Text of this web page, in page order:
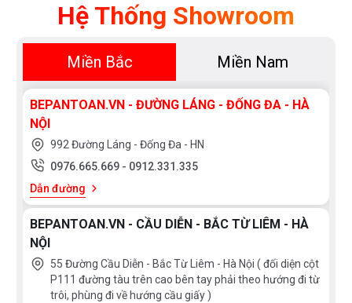
Hệ Thống Showroom
Miền Bắc Miền Nam
BEPANTOAN.VN - ĐƯỜNG LÁNG - ĐỐNG ĐA - HÀ
NỘI
992 Đường Láng - Đống Đa - HN
0976.665.669 - 0912.331.335
Dẫn đường
BEPANTOAN.VN - CẦU DIỄN - BẮC TỪ LIÊM - HÀ
NỘI
55 Đường Cầu Diễn - Bắc Từ Liêm - Hà Nội ( đối diện cột
P111 đường tàu trên cao bên tay phải theo hướng đi từ
trôi, phùng đi về hướng cầu giấy )